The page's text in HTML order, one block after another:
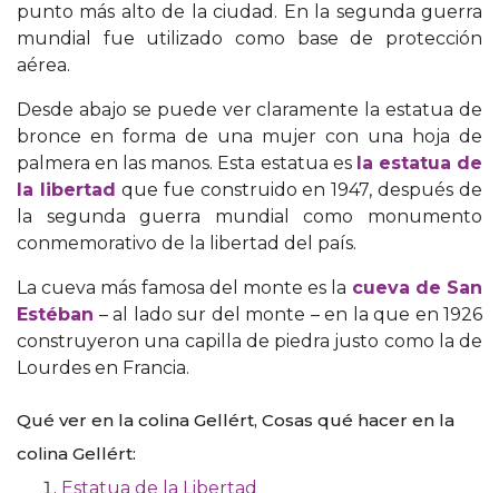
punto más alto de la ciudad. En la segunda guerra
mundial fue utilizado como base de protección
aérea.
Desde abajo se puede ver claramente la estatua de
bronce en forma de una mujer con una hoja de
palmera en las manos. Esta estatua es la estatua de
la libertad que fue construido en 1947, después de
la segunda guerra mundial como monumento
conmemorativo de la libertad del país.
La cueva más famosa del monte es la cueva de San
Estéban – al lado sur del monte – en la que en 1926
construyeron una capilla de piedra justo como la de
Lourdes en Francia.
Qué ver en la colina Gellért, Cosas qué hacer en la
colina Gellért:
Estatua de la Libertad